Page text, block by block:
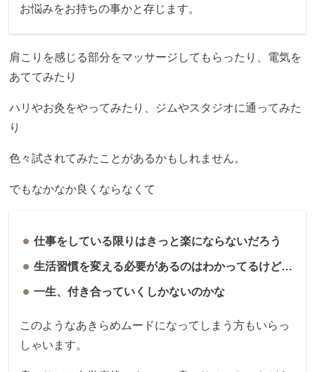
お悩みをお持ちの事かと存じます。
肩こりを感じる部分をマッサージしてもらったり、電気を
あててみたり
ハリやお灸をやってみたり、ジムやスタジオに通ってみた
り
色々試されてみたことがあるかもしれません。
でもなかなか良くならなくて
仕事をしている限りはきっと楽にならないだろう
生活習慣を変える必要があるのはわかってるけど…
一生、付き合っていくしかないのかな
このようなあきらめムードになってしまう方もいらっ
しゃいます。